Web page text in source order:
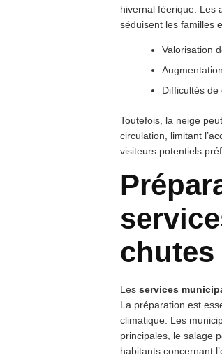
hivernal féerique. Les
séduisent les familles
Valorisation
Difficultés
Toutefois, la neige
circulation, limitant
visiteurs potentiels
chutes
Les services
La préparation est
climatique. Les
principales, le salage
habitants concernant